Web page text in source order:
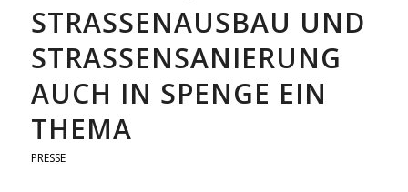
STRASSENAUSBAU UND S
TRASSENSANIERUNG AU
CH IN SPENGE EIN TH
EMA
PRESSE